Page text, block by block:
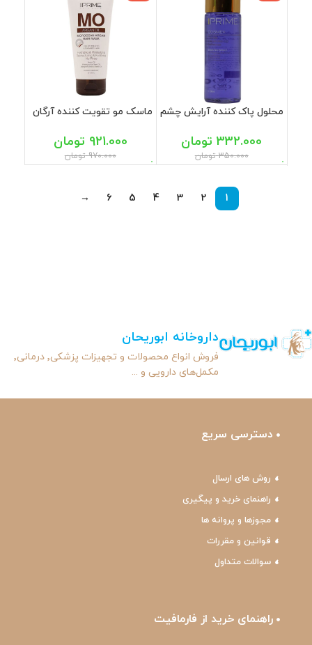
محلول پاک کننده آرایش چشم
350.000 تومان
332.000 تومان
ماسک مو تقویت کننده آرگان
970.000 تومان
921.000 تومان
1
2
3
4
5
6
→
داروخانه ابوریحان
فروش انواع محصولات و تجهیزات پزشکی٬ درمانی٬
مکمل‌های دارویی و ...
دسترسی سریع
روش های ارسال
راهنمای خرید و پیگیری
مجوزها و پروانه ها
قوانین و مقررات
سوالات متداول
راهنمای خرید از فارمافیت